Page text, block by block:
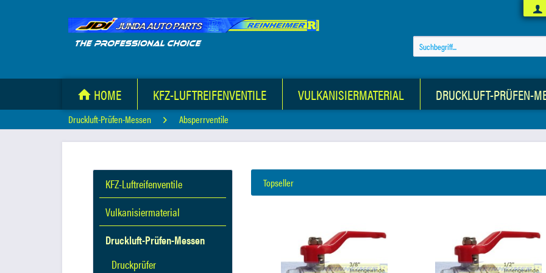
HOME KFZ-LUFTREIFENVENTILE VULKANISIERMATERIAL DRUCKLUFT-PRÜFEN-
Druckluft-Prüfen-Messen Absperrventile
KFZ-Luftreifenventile
Vulkanisiermaterial
Druckluft-Prüfen-Messen
Druckprüfer
Topseller